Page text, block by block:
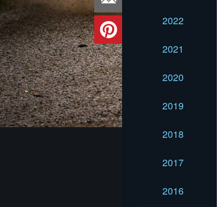
2022
2021
2020
2019
2018
2017
2016